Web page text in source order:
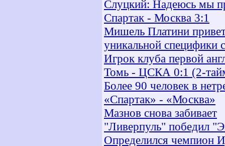
Слуцкий: Надеюсь мы
Спартак - Москва 3:1
Мишель Платини
уникальной специфики
Игрок клуба первой
Томь - ЦСКА 0:1 (2-
Более 90 человек в
«Спартак» - «Москва»
Мазнов снова забивает
"Ливерпуль" победил
Определился чемпион